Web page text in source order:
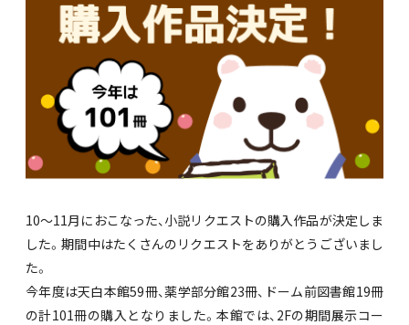
10～11月におこなった、小説リクエストの購入作品が決定しま
した。期間中はたくさんのリクエストをありがとうございまし
た。
今年度は天白本館59冊、薬学部分館23冊、ドーム前図書館19冊
の計101冊の購入となりました。本館では、2Fの期間展示コー